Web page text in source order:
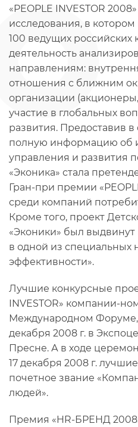
«PEOPLE INVESTOR
исследования, в
100 ведущих российских
деятельность
направлениям:
отношения с ближним
организации
участие в глобальных
развития. Предоставив
полную информацию об
управления и развития
«Эконика» стала
Гран-при премии
среди компаний
Кроме того, проект
«Эконики» был
в одной из специальных
эффективности».
Лучшие конкурсные
INVESTOR» компании-
Международном Форуме,
декабря 2008 г. в
Пресне. А в ходе
17 декабря 2008 г.
почетное звание
людей».
Премия «HR-БРЕНД